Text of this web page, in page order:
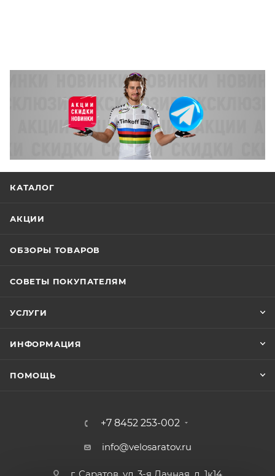
КАТАЛОГ
АКЦИИ
ОБЗОРЫ ТОВАРОВ
СОВЕТЫ ПОКУПАТЕЛЯМ
УСЛУГИ
ИНФОРМАЦИЯ
ПОМОЩЬ
+7 8452 253-002
info@velosaratov.ru